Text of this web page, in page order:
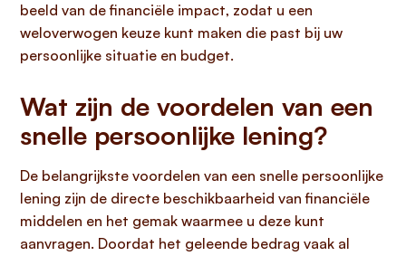
beeld van de financiële impact, zodat u een
weloverwogen keuze kunt maken die past bij uw
persoonlijke situatie en budget.
Wat zijn de voordelen van een
snelle persoonlijke lening?
De belangrijkste voordelen van een snelle persoonlijke
lening zijn de directe beschikbaarheid van financiële
middelen en het gemak waarmee u deze kunt
aanvragen. Doordat het geleende bedrag vaak al